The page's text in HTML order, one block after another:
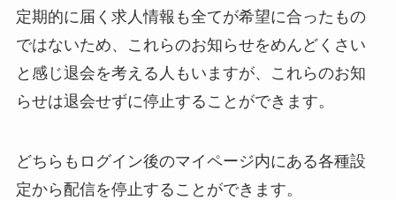
定期的に届く求人情報も全てが希望に合ったもの
ではないため、これらのお知らせをめんどくさい
と感じ退会を考える人もいますが、これらのお知
らせは退会せずに停止することができます。
どちらもログイン後のマイページ内にある各種設
定から配信を停止することができます。